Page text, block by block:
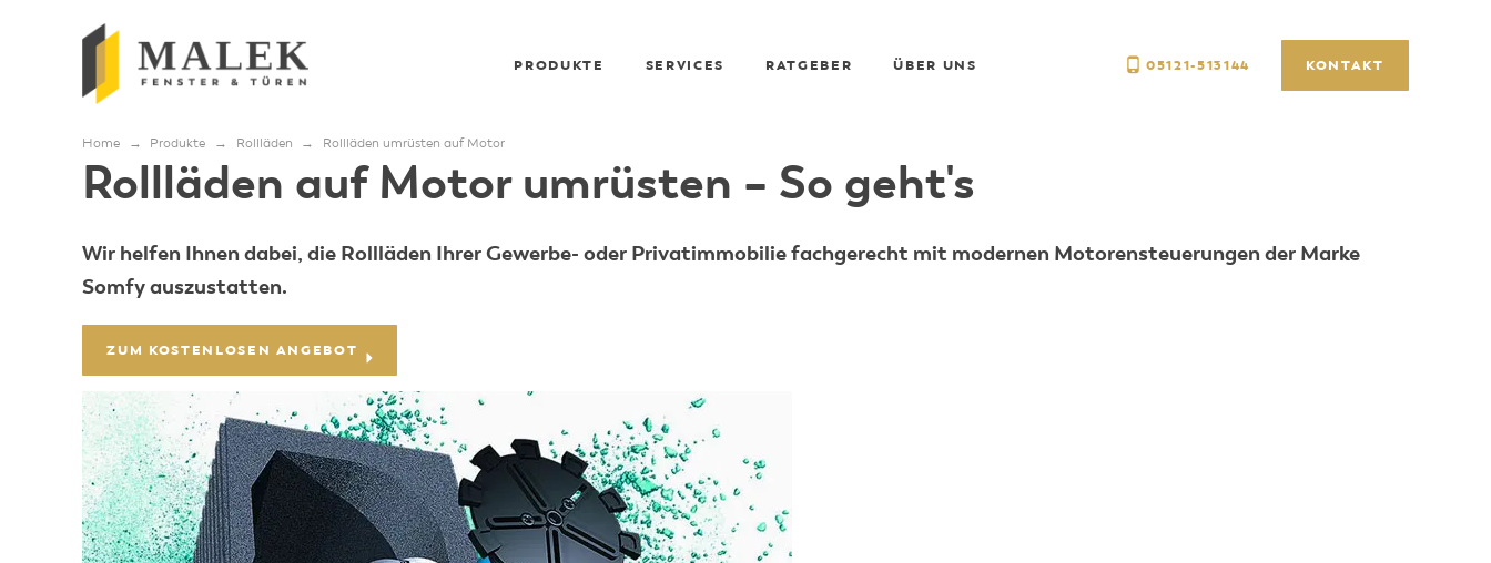
PRODUKTE SERVICES RATGEBER ÜBER UNS 05121-513144 KONTAKT
Home → Produkte → Rollläden → Rollläden umrüsten auf Motor
Rollläden auf Motor umrüsten – So geht's
Wir helfen Ihnen dabei, die Rollläden Ihrer Gewerbe- oder Privatimmobilie fachgerecht mit modernen Motorensteuerungen der Marke
Somfy auszustatten.
ZUM KOSTENLOSEN ANGEBOT